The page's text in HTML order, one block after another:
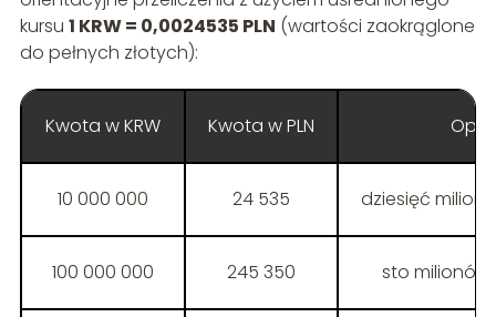
kursu 1 KRW = 0,0024535 PLN (wartości zaokrąglone
do pełnych złotych):
Kwota w KRW Kwota w PLN Opis
10 000 000 24 535 dziesięć
100 000 000 245 350 sto